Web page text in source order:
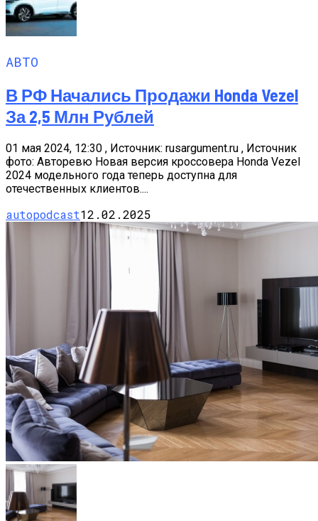
АВТО
В РФ Начались Продажи Honda Vezel
За 2,5 Млн Рублей
01 мая 2024, 12:30 , Источник: rusargument.ru , Источник
фото: Авторевю Новая версия кроссовера Honda Vezel
2024 модельного года теперь доступна для
отечественных клиентов....
autopodcast12.02.2025